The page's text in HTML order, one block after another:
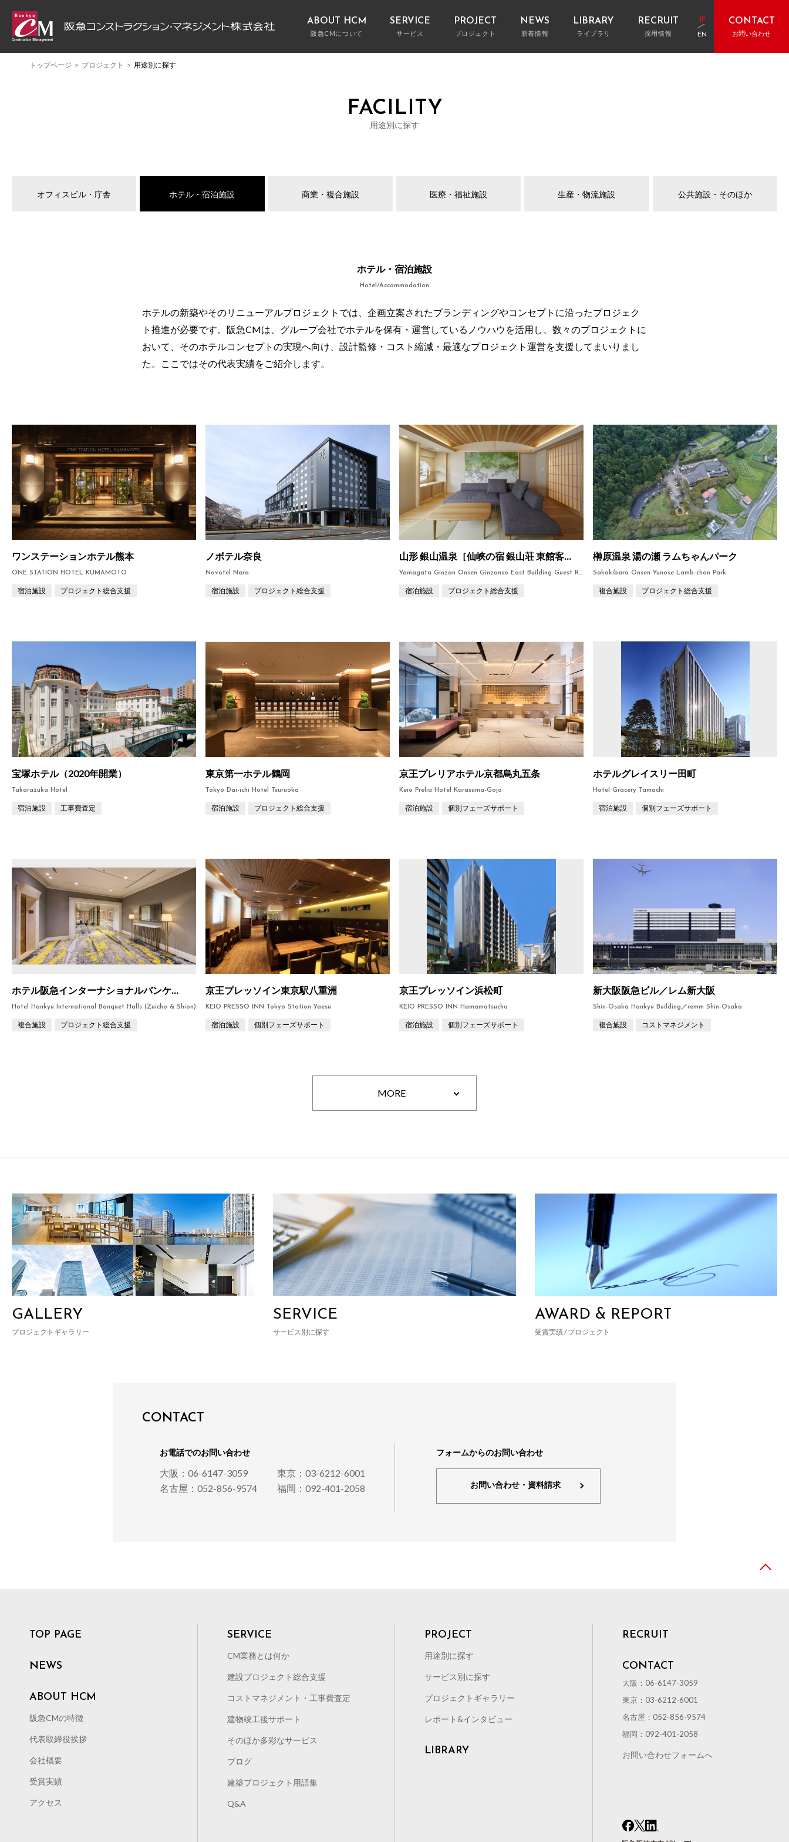
ABOUT HCM
阪急CMについて
COMPANY PROFILE
SERVICE
サービス
そのほか多彩なサービス ブログ
PROJECT
プロジェクト
NEWS
新着情報
LIBRARY
ライブラリ
RECRUIT
採用情報
JP
EN
CONTACT
お問い合わせ
トップページ プロジェクト 用途別に探す
FACILITY
用途別に探す
オフィスビル・庁舎 ホテル・宿泊施設 商業・複合施設 医療・福祉施設 生産・物流施設 公共施設・そのほか
ホテル・宿泊施設
Hotel/Accommodation
ホテルの新築やそのリニューアルプロジェクトでは、企画立案されたブランディングやコンセプトに沿ったプロジェク
ト推進が必要です。阪急CMは、グループ会社でホテルを保有・運営しているノウハウを活用し、数々のプロジェクトに
おいて、そのホテルコンセプトの実現へ向け、設計監修・コスト縮減・最適なプロジェクト運営を支援してまいりまし
た。ここではその代表実績をご紹介します。
ワンステーションホテル熊本
ONE STATION HOTEL KUMAMOTO
宿泊施設 プロジェクト総合支援
ノボテル奈良
Novotel Nara
宿泊施設 プロジェクト総合支援
山形 銀山温泉［仙峡の宿 銀山荘 東館客室］
Yamagata Ginzan Onsen Ginzanso East Building Guest Room
宿泊施設 プロジェクト総合支援
榊原温泉 湯の瀬 ラムちゃんパーク
Sakakibara Onsen Yunose Lamb-chan Park
複合施設 プロジェクト総合支援
宝塚ホテル（2020年開業）
Takarazuka Hotel
宿泊施設 工事費査定
東京第一ホテル鶴岡
Tokyo Dai-ichi Hotel Tsuruoka
宿泊施設 プロジェクト総合支援
京王プレリアホテル京都烏丸五条
Keio Prelia Hotel Karasuma-Gojo
宿泊施設 個別フェーズサポート
ホテルグレイスリー田町
Hotel Gracery Tamachi
宿泊施設 個別フェーズサポート
ホテル阪急インターナショナルバンケットホール（瑞鳥 紫苑）
Hotel Hankyu International Banquet Halls (Zuicho & Shion)
複合施設 プロジェクト総合支援
京王プレッソイン東京駅八重洲
KEIO PRESSO INN Tokyo Station Yaesu
宿泊施設 個別フェーズサポート
京王プレッソイン浜松町
KEIO PRESSO INN Hamamatsucho
宿泊施設 個別フェーズサポート
新大阪阪急ビル／レム新大阪
Shin-Osaka Hankyu Building／remm Shin-Osaka
複合施設 コストマネジメント
MORE
GALLERY
プロジェクトギャラリー
SERVICE
サービス別に探す
AWARD & REPORT
受賞実績 / プロジェクト
CONTACT
お電話でのお問い合わせ
大阪：06-6147-3059
東京：03-6212-6001
名古屋：052-856-9574
福岡：092-401-2058
フォームからのお問い合わせ
お問い合わせ・資料請求
TOP PAGE
NEWS
ABOUT HCM
阪急CMの特徴
代表取締役挨拶
会社概要
受賞実績
アクセス
SERVICE
CM業務とは何か
建設プロジェクト総合支援
コストマネジメント・工事費査定
建物竣工後サポート
そのほか多彩なサービス
ブログ
建築プロジェクト用語集
Q&A
PROJECT
用途別に探す
サービス別に探す
プロジェクトギャラリー
レポート&インタビュー
LIBRARY
RECRUIT
CONTACT
大阪：06-6147-3059
東京：03-6212-6001
名古屋：052-856-9574
福岡：092-401-2058
お問い合わせフォームへ